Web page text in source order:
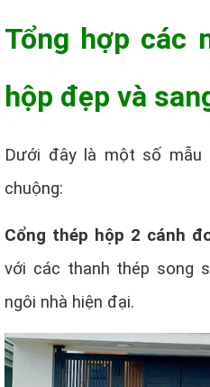
Tổng hợp các
hộp đẹp và
Dưới đây là một số
chuộng:
Cổng thép hộp 2 cánh
với các thanh thép song
ngôi nhà hiện đại.